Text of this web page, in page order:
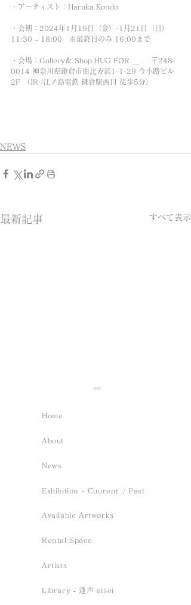
・アーティスト：Haruka Kondo
・会期：2024年1月19日（金）-1月21日（日）
11:30 – 18:00　※最終日のみ 16:00まで
・会場：Gallery＆ Shop HUG FOR ＿ .　〒248-
0014 神奈川県鎌倉市由比ガ浜1-1-29 今小路ビル
2F （JR /江ノ島電鉄 鎌倉駅西口 徒歩5分）
NEWS
最新記事 すべて表示
Event- 2026.12.13 sun
Home
About
News
/ Past
Exhibition - Cuurent
Available Artworks
Rental Space
Artists
Library ‐ 逢声 aisei